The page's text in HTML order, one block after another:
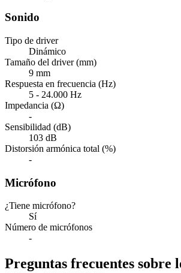
Sonido
Tipo de driver
Dinámico
Tamaño del driver (mm)
9 mm
Respuesta en frecuencia (Hz)
5 - 24.000 Hz
Impedancia (Ω)
-
Sensibilidad (dB)
103 dB
Distorsión armónica total (%)
-
Micrófono
¿Tiene micrófono?
Sí
Número de micrófonos
-
Preguntas frecuentes sobre